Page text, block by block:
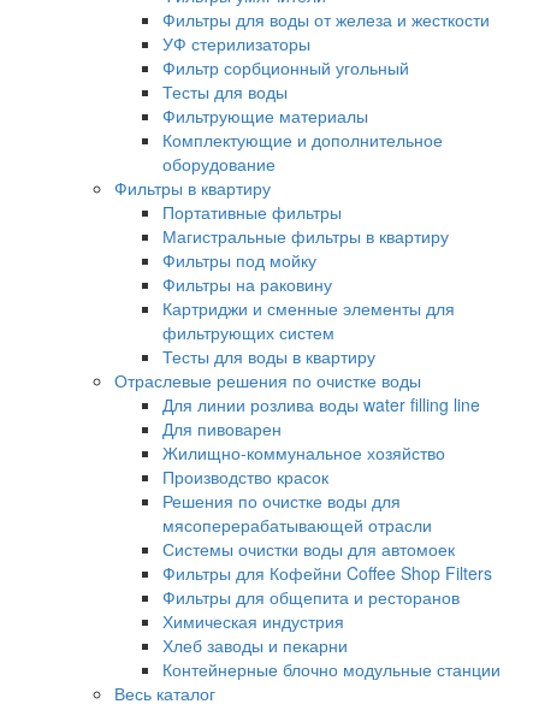
Фильтры для воды от железа и жесткости
УФ стерилизаторы
Фильтр сорбционный угольный
Тесты для воды
Фильтрующие материалы
Комплектующие и дополнительное
оборудование
Фильтры в квартиру
Портативные фильтры
Магистральные фильтры в квартиру
Фильтры под мойку
Фильтры на раковину
Картриджи и сменные элементы для
фильтрующих систем
Тесты для воды в квартиру
Отраслевые решения по очистке воды
Для линии розлива воды water filling line
Для пивоварен
Жилищно-коммунальное хозяйство
Производство красок
Решения по очистке воды для
мясоперерабатывающей отрасли
Системы очистки воды для автомоек
Фильтры для Кофейни Coffee Shop Filters
Фильтры для общепита и ресторанов
Химическая индустрия
Хлеб заводы и пекарни
Контейнерные блочно модульные станции
Весь каталог